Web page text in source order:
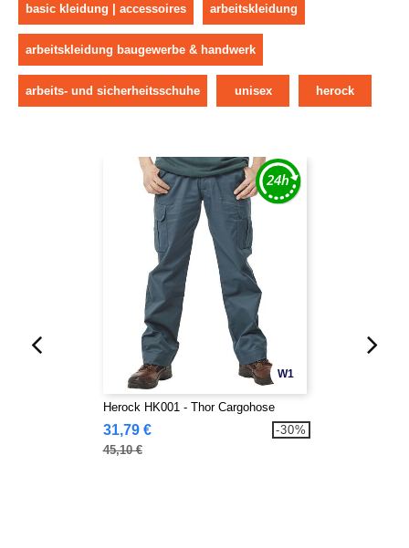
basic kleidung | accessoires arbeitskleidung
arbeitskleidung baugewerbe & handwerk
arbeits- und sicherheitsschuhe unisex herock
W1
Herock HK001 - Thor Cargohose
31,79 €
45,10 €
-30%